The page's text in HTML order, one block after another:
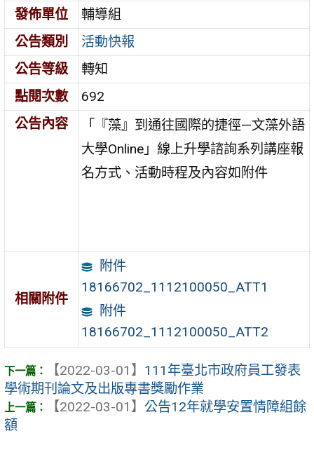
發佈單位
輔導組
公告類別
活動快報
公告等級
轉知
點閱次數
692
公告內容
「『藻』到通往國際的捷徑—文藻外語
大學Online」線上升學諮詢系列講座報
名方式、活動時程及內容如附件
相關附件
附件
18166702_1112100050_ATT1
附件
18166702_1112100050_ATT2
【2022-03-01】 111年臺北市政府員工發表
學術期刊論文及出版專書獎勵作業
【2022-03-01】 公告12年就學安置情障組餘
額